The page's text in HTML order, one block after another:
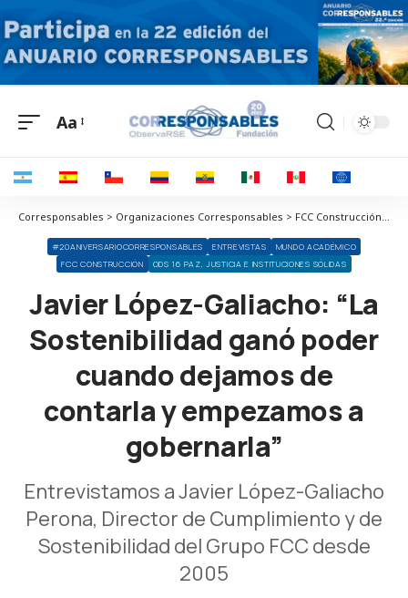
Aa
Corresponsables > Organizaciones Corresponsables > FCC Construcción > Javier López-Galiacho: “La Sostenibilidad ganó poder cuando dejamos de contarla y empezamos a gobernarla”
#20ANIVERSARIOCORRESPONSABLES ENTREVISTAS
MUNDO ACADÉMICO
FCC CONSTRUCCIÓN
ODS 16 PAZ, JUSTICIA E INSTITUCIONES SÓLIDAS
Javier López-Galiacho: “La
Sostenibilidad ganó poder
cuando dejamos de
contarla y empezamos a
gobernarla”
Entrevistamos a Javier López-Galiacho
Perona, Director de Cumplimiento y de
Sostenibilidad del Grupo FCC desde
2005